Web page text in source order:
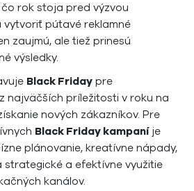
rok stoja pred výzvou
vytvoriť pútavé reklamné
zaujmú, ale tiež prinesú
výsledky.
Black Friday pre
najväčších príležitosti v roku na
nových zákazníkov. Pre
Black Friday kampaníje
plánovanie, kreatívne nápady,
strategické a efektívne využitie
kanálov.